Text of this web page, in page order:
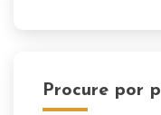
Procure por